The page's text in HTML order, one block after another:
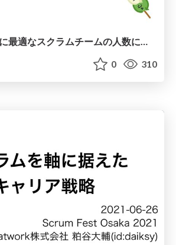
0 310